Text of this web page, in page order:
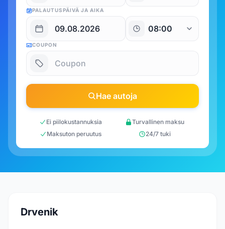
PALAUTUSPÄIVÄ JA AIKA
COUPON
Hae autoja
Ei piilokustannuksia
Turvallinen maksu
Maksuton peruutus
24/7 tuki
Drvenik